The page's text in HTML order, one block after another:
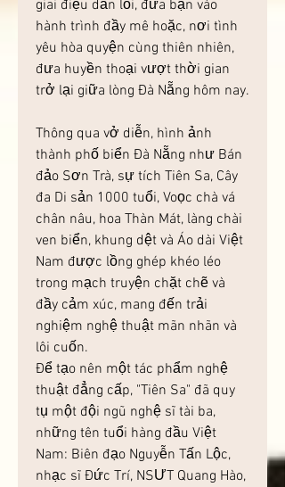
giai điệu dẫn lối, đưa bạn vào
hành trình đầy mê hoặc, nơi tình
yêu hòa quyện cùng thiên nhiên,
đưa huyền thoại vượt thời gian
trở lại giữa lòng Đà Nẵng hôm nay.
Thông qua vở diễn, hình ảnh
thành phố biển Đà Nẵng như Bán
đảo Sơn Trà, sự tích Tiên Sa, Cây
đa Di sản 1000 tuổi, Voọc chà vá
chân nâu, hoa Thàn Mát, làng chài
ven biển, khung dệt và Áo dài Việt
Nam được lồng ghép khéo léo
trong mạch truyện chặt chẽ và
đầy cảm xúc, mang đến trải
nghiệm nghệ thuật mãn nhãn và
lôi cuốn.
Để tạo nên một tác phẩm nghệ
thuật đẳng cấp, "Tiên Sa" đã quy
tụ một đội ngũ nghệ sĩ tài ba,
những tên tuổi hàng đầu Việt
Nam: Biên đạo Nguyễn Tấn Lộc,
nhạc sĩ Đức Trí, NSƯT Quang Hào,